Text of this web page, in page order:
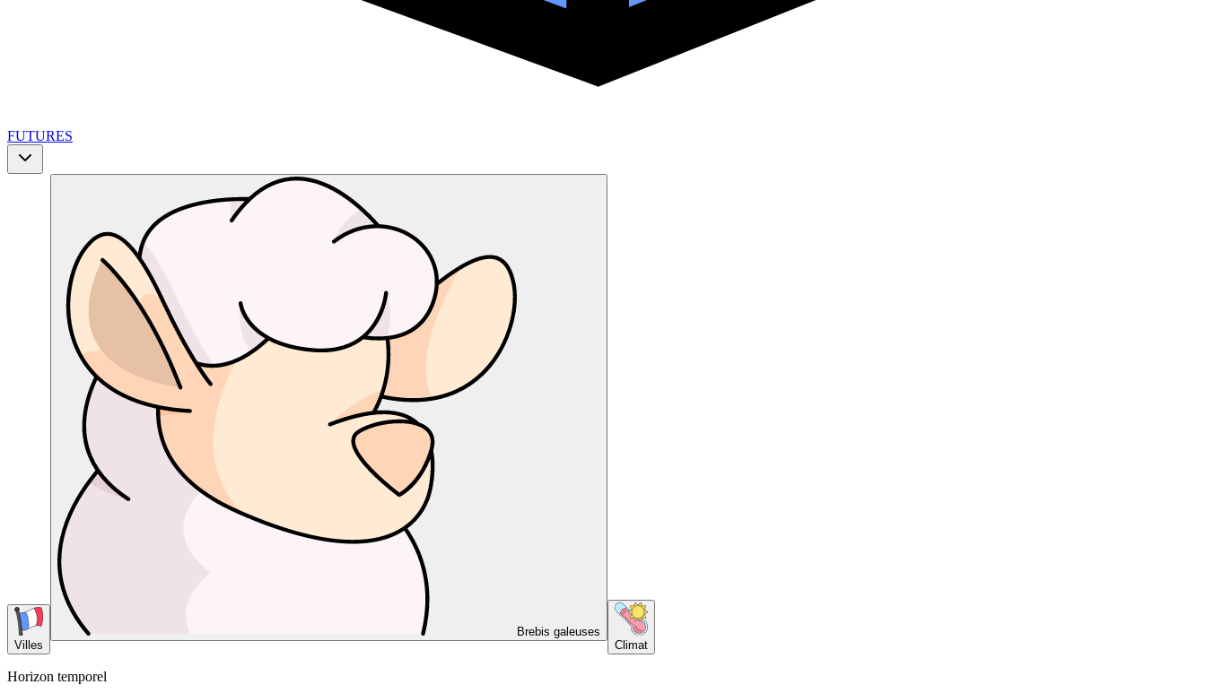
FUTURES
Villes
Brebis galeuses
Climat
Horizon temporel